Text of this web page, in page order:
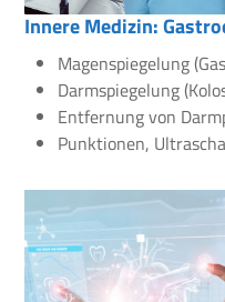
Innere Medizin:
Magenspiegelung
Darmspiegelung
Entfernung von
Punktionen,